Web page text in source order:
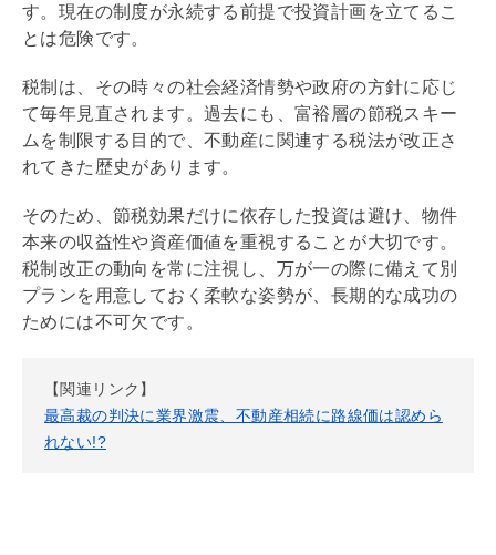
す。現在の制度が永続する前提で投資計画を立てるこ
とは危険です。
税制は、その時々の社会経済情勢や政府の方針に応じ
て毎年見直されます。過去にも、富裕層の節税スキー
ムを制限する目的で、不動産に関連する税法が改正さ
れてきた歴史があります。
そのため、節税効果だけに依存した投資は避け、物件
本来の収益性や資産価値を重視することが大切です。
税制改正の動向を常に注視し、万が一の際に備えて別
プランを用意しておく柔軟な姿勢が、長期的な成功の
ためには不可欠です。
【関連リンク】
最高裁の判決に業界激震、不動産相続に路線価は認めら
れない!?